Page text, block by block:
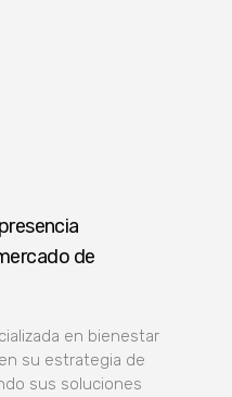
de
en bienestar
su estrategia de
sus soluciones